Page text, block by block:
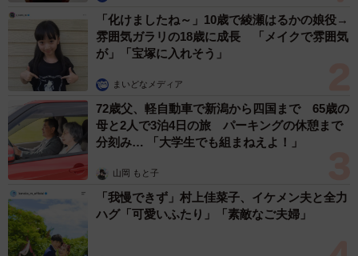
「化けましたね～」10歳で綾瀬はるかの娘役→
雰囲気ガラリの18歳に成長 「メイクで雰囲気
が」「宝塚に入れそう」
まいどなメディア
72歳父、軽自動車で新潟から四国まで 65歳の
母と2人で3泊4日の旅 パーキングの休憩まで
分刻み… 「大学生でも組まねえよ！」
山岡 もと子
「我慢できず」村上佳菜子、イケメン夫と全力
ハグ「可愛いふたり」「素敵なご夫婦」